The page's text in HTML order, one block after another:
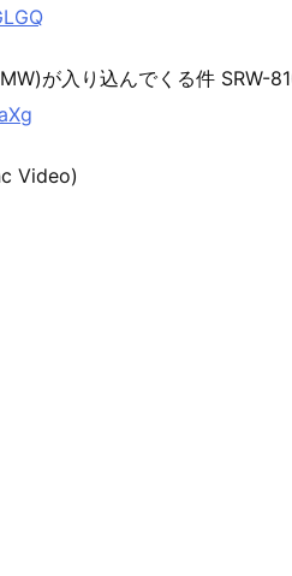
が入り込んでくる件 SRW-
Video)